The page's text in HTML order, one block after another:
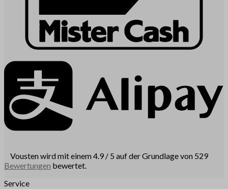
Vousten wird mit einem 4.9 / 5 auf der Grundlage von 529
Bewertungen bewertet.
Service